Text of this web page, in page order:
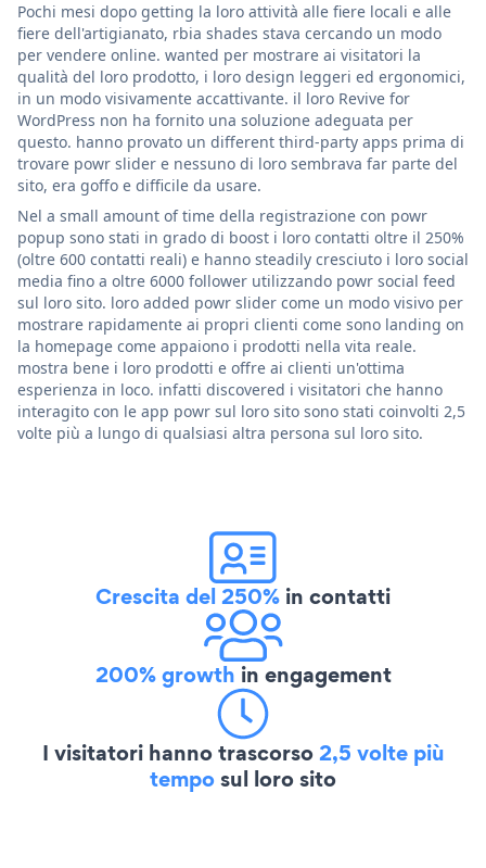
Pochi mesi dopo getting la loro attività alle fiere locali e alle
fiere dell'artigianato, rbia shades stava cercando un modo
per vendere online. wanted per mostrare ai visitatori la
qualità del loro prodotto, i loro design leggeri ed ergonomici,
in un modo visivamente accattivante. il loro Revive for
WordPress non ha fornito una soluzione adeguata per
questo. hanno provato un different third-party apps prima di
trovare powr slider e nessuno di loro sembrava far parte del
sito, era goffo e difficile da usare.
Nel a small amount of time della registrazione con powr
popup sono stati in grado di boost i loro contatti oltre il 250%
(oltre 600 contatti reali) e hanno steadily cresciuto i loro social
media fino a oltre 6000 follower utilizzando powr social feed
sul loro sito. loro added powr slider come un modo visivo per
mostrare rapidamente ai propri clienti come sono landing on
la homepage come appaiono i prodotti nella vita reale.
mostra bene i loro prodotti e offre ai clienti un'ottima
esperienza in loco. infatti discovered i visitatori che hanno
interagito con le app powr sul loro sito sono stati coinvolti 2,5
volte più a lungo di qualsiasi altra persona sul loro sito.
Crescita del 250% in contatti
200% growth in engagement
I visitatori hanno trascorso2,5 volte più
temposul loro sito